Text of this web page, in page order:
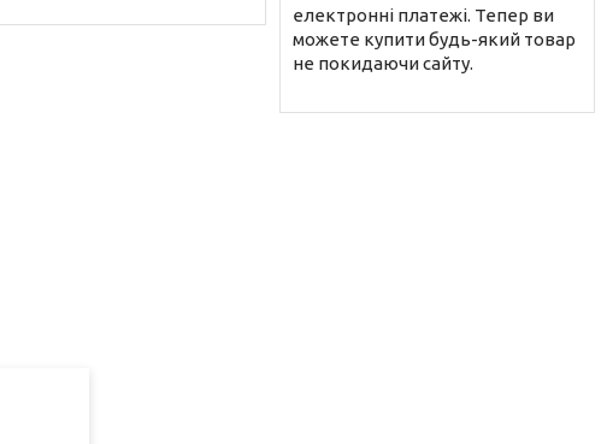
електронні платежі. Тепер ви
можете купити будь-який товар
не покидаючи сайту.